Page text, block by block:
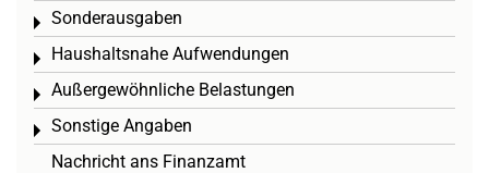
Sonderausgaben
Toggle menu
Haushaltsnahe Aufwendungen
Toggle menu
Außergewöhnliche Belastungen
Toggle menu
Sonstige Angaben
Toggle menu
Nachricht ans Finanzamt